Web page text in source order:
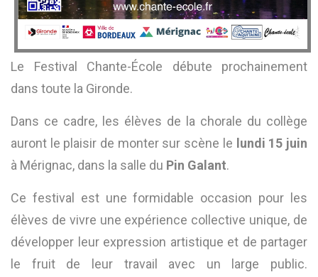
Le Festival Chante-École débute prochainement
dans toute la Gironde.
Dans ce cadre, les élèves de la chorale du collège
auront le plaisir de monter sur scène le lundi 15 juin
à Mérignac, dans la salle du Pin Galant.
Ce festival est une formidable occasion pour les
élèves de vivre une expérience collective unique, de
développer leur expression artistique et de partager
le fruit de leur travail avec un large public.